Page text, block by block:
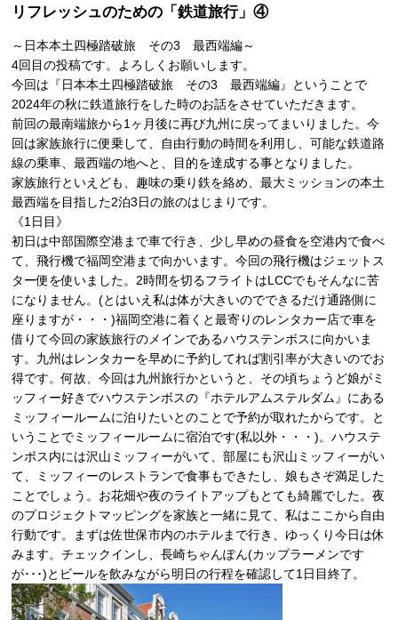
リフレッシュのための「鉄道旅行」④
～日本本土四極踏破旅 その3 最西端編～
4回目の投稿です。よろしくお願いします。
今回は『日本本土四極踏破旅 その3 最西端編』ということで
2024年の秋に鉄道旅行をした時のお話をさせていただきます。
前回の最南端旅から1ヶ月後に再び九州に戻ってまいりました。今
回は家族旅行に便乗して、自由行動の時間を利用し、可能な鉄道路
線の乗車、最西端の地へと、目的を達成する事となりました。
家族旅行といえども、趣味の乗り鉄を絡め、最大ミッションの本土
最西端を目指した2泊3日の旅のはじまりです。
《1日目》
初日は中部国際空港まで車で行き、少し早めの昼食を空港内で食べ
て、飛行機で福岡空港まで向かいます。今回の飛行機はジェットス
ター便を使いました。2時間を切るフライトはLCCでもそんなに苦
になりません。(とはいえ私は体が大きいのでできるだけ通路側に
座りますが・・・)福岡空港に着くと最寄りのレンタカー店で車を
借りて今回の家族旅行のメインであるハウステンボスに向かいま
す。九州はレンタカーを早めに予約してれば割引率が大きいのでお
得です。何故、今回は九州旅行かというと、その頃ちょうど娘がミ
ッフィー好きでハウステンボスの『ホテルアムステルダム』にある
ミッフィールームに泊りたいとのことで予約が取れたからです。と
いうことでミッフィールームに宿泊です(私以外・・・)。ハウステ
ンボス内には沢山ミッフィーがいて、部屋にも沢山ミッフィーがい
て、ミッフィーのレストランで食事もできたし、娘もさぞ満足した
ことでしょう。お花畑や夜のライトアップもとても綺麗でした。夜
のプロジェクトマッピングを家族と一緒に見て、私はここから自由
行動です。まずは佐世保市内のホテルまで行き、ゆっくり今日は休
みます。チェックインし、長崎ちゃんぽん(カップラーメンです
が･･･)とビールを飲みながら明日の行程を確認して1日目終了。